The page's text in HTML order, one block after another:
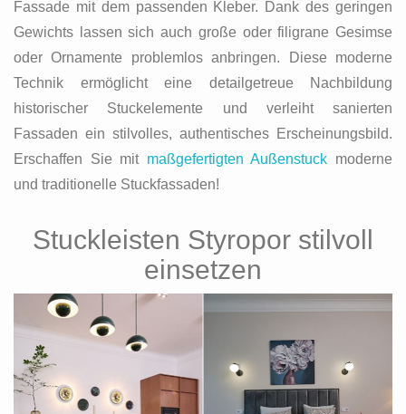
Fassade mit dem passenden Kleber. Dank des geringen
Gewichts lassen sich auch große oder filigrane Gesimse
oder Ornamente problemlos anbringen. Diese moderne
Technik ermöglicht eine detailgetreue Nachbildung
historischer Stuckelemente und verleiht sanierten
Fassaden ein stilvolles, authentisches Erscheinungsbild.
Erschaffen Sie mit maßgefertigten Außenstuck moderne
und traditionelle Stuckfassaden!
Stuckleisten Styropor stilvoll
einsetzen